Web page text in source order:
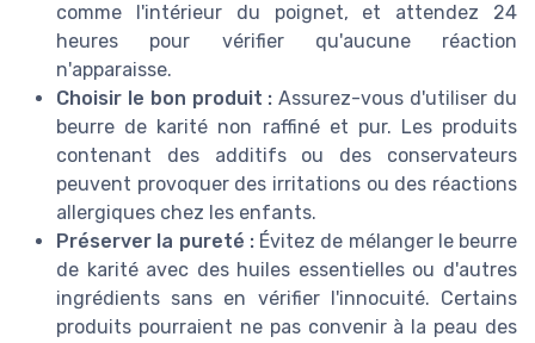
comme l'intérieur du poignet, et attendez 24
heures pour vérifier qu'aucune réaction
n'apparaisse.
Choisir le bon produit : Assurez-vous d'utiliser du
beurre de karité non raffiné et pur. Les produits
contenant des additifs ou des conservateurs
peuvent provoquer des irritations ou des réactions
allergiques chez les enfants.
Préserver la pureté :Évitez de mélanger le beurre
de karité avec des huiles essentielles ou d'autres
ingrédients sans en vérifier l'innocuité. Certains
produits pourraient ne pas convenir à la peau des